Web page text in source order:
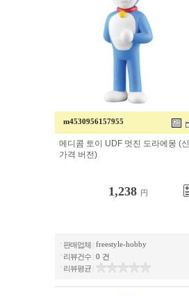
m4530956157955
메디콤 토이 UDF 멋진 도라에몽 (신
가격 버전)
1,238 円
판매업체 freestyle-hobby
리뷰건수 0 건
리뷰평균